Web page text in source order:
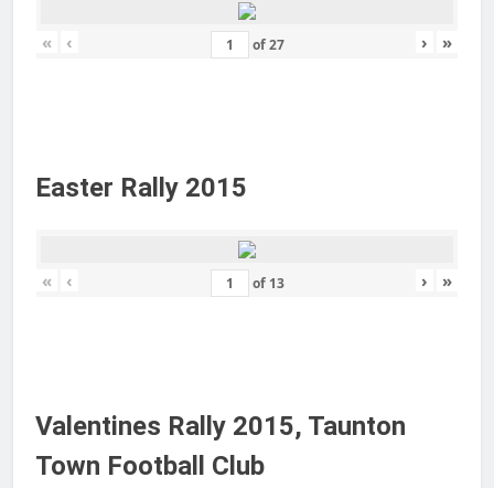
« ‹ of27 › »
Easter Rally 2015
« ‹ of 13 › »
Valentines Rally 2015, Taunton
Town Football Club